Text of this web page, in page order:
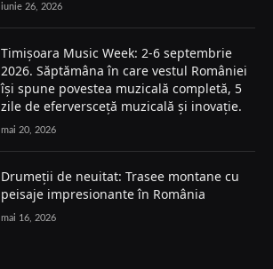
iunie 26, 2026
Timișoara Music Week: 2-6 septembrie
2026. Săptămâna în care vestul României
își spune povestea muzicală completă, 5
zile de eferversceță muzicală și inovație.
mai 20, 2026
Drumeții de neuitat: Trasee montane cu
peisaje impresionante în România
mai 16, 2026